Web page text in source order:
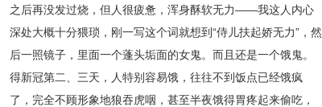
之后再没发过烧，但人很疲惫，浑身酥软无力——我这人内心
深处大概十分猥琐，刚一写这个词就想到“侍儿扶起娇无力”，然
后一照镜子，里面一个蓬头垢面的女鬼。而且还是一个饿鬼。
得新冠第二、三天，人特别容易饿，往往不到饭点已经饿疯
了，完全不顾形象地狼吞虎咽，甚至半夜饿得胃疼起来偷吃，